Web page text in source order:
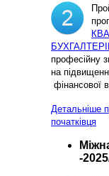
професійну
на
фінансової
Детальніше
початківця
-